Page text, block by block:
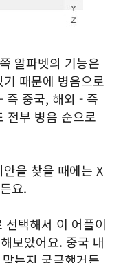
알파벳의 기능은
때문에 병음으로
즉 중국, 해외 - 즉
전부 병음 순으로
을 찾을 때에는 X
요.
택해서 이 어플이
보았어요. 중국 내